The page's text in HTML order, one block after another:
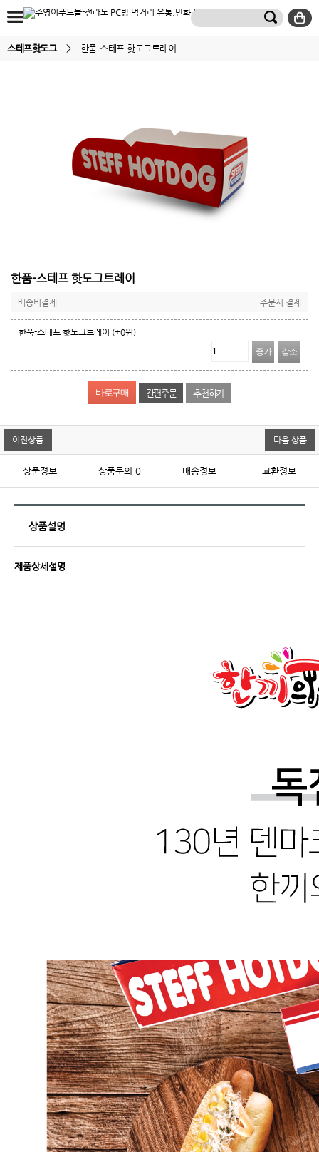
스테프핫도그 > 한품-스테프 핫도그트레이
한품-스테프 핫도그트레이
배송비결제 주문시 결제
한품-스테프 핫도그트레이 (+0원)
증가
감소
간편주문 추천하기
이전상품 다음 상품
상품정보 상품문의 0 배송정보 교환정보
상품설명
제품상세설명